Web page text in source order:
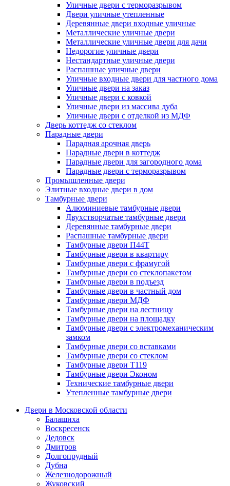
Уличные двери с терморазрывом
Двери уличные утепленные
Деревянные двери входные уличные
Металлические уличные двери
Металлические уличные двери для дачи
Недорогие уличные двери
Нестандартные уличные двери
Распашные уличные двери
Уличные входные двери для частного дома
Уличные двери на заказ
Уличные двери с ковкой
Уличные двери из массива дуба
Уличные двери с отделкой из МДФ
Дверь коттедж со стеклом
Парадные двери
Парадная арочная дверь
Парадные двери в коттедж
Парадные двери для загородного дома
Парадные двери с терморазрывом
Промышленные двери
Элитные входные двери в дом
Тамбурные двери
Алюминиевые тамбурные двери
Двухстворчатые тамбурные двери
Деревянные тамбурные двери
Распашные тамбурные двери
Тамбурные двери П44Т
Тамбурные двери в квартиру
Тамбурные двери с фрамугой
Тамбурные двери со стеклопакетом
Тамбурные двери в подъезд
Тамбурные двери в частный дом
Тамбурные двери МДФ
Тамбурные двери на лестницу
Тамбурные двери на площадку
Тамбурные двери с электромеханическим
замком
Тамбурные двери со вставками
Тамбурные двери со стеклом
Тамбурные двери Т119
Тамбурные двери Эконом
Технические тамбурные двери
Утепленные тамбурные двери
Двери в Московской области
Балашиха
Воскресенск
Дедовск
Дмитров
Долгопрудный
Дубна
Железнодорожный
Жуковский